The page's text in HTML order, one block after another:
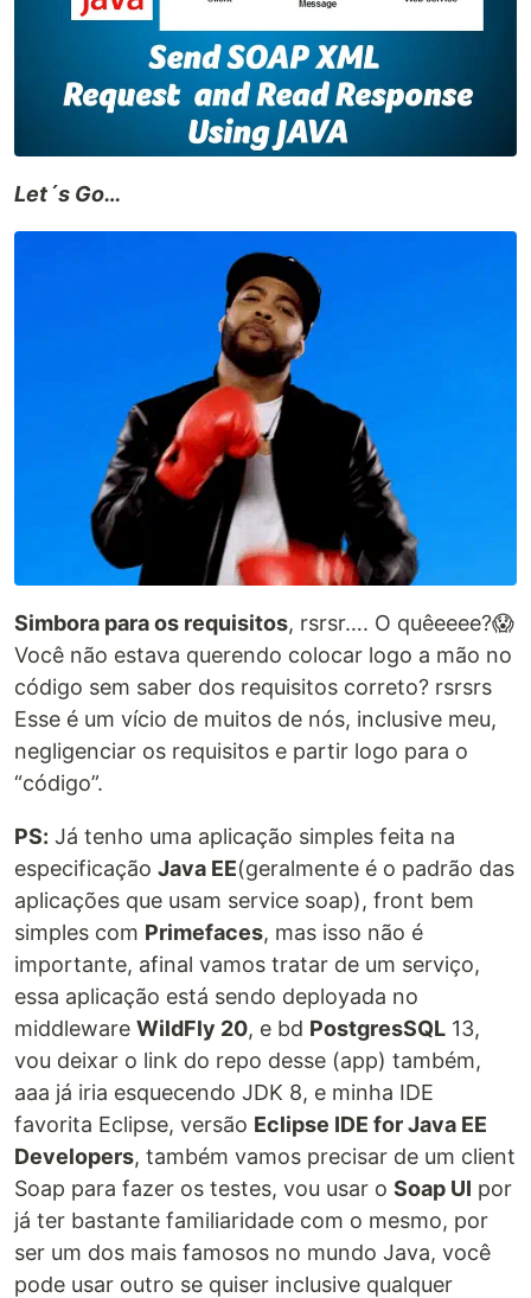
Let´s Go…
Simbora para os requisitos, rsrsr…. O quêeeee?😱
Você não estava querendo colocar logo a mão no
código sem saber dos requisitos correto? rsrsrs
Esse é um vício de muitos de nós, inclusive meu,
negligenciar os requisitos e partir logo para o
“código”.
PS: Já tenho uma aplicação simples feita na
especificação Java EE(geralmente é o padrão das
aplicações que usam service soap), front bem
simples com Primefaces, mas isso não é
importante, afinal vamos tratar de um serviço,
essa aplicação está sendo deployada no
middleware WildFly 20, e bd PostgresSQL 13,
vou deixar o link do repo desse (app) também,
aaa já iria esquecendo JDK 8, e minha IDE
favorita Eclipse, versão Eclipse IDE for Java EE
Developers, também vamos precisar de um client
Soap para fazer os testes, vou usar o Soap UI por
já ter bastante familiaridade com o mesmo, por
ser um dos mais famosos no mundo Java, você
pode usar outro se quiser inclusive qualquer